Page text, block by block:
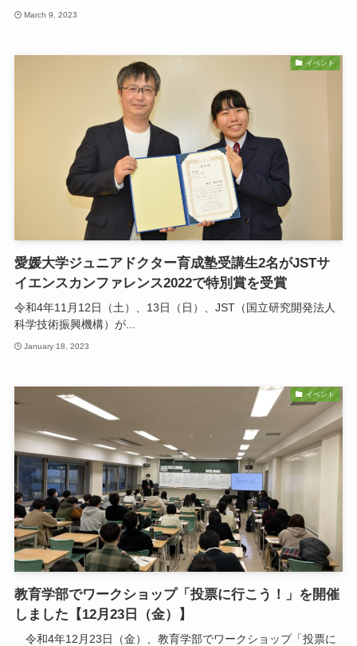
March 9, 2023
イベント
愛媛大学ジュニアドクター育成塾受講生2名がJSTサ
イエンスカンファレンス2022で特別賞を受賞
令和4年11月12日（土）、13日（日）、JST（国立研究開発法人
科学技術振興機構）が...
January 18, 2023
イベント
教育学部でワークショップ「投票に行こう！」を開催
しました【12月23日（金）】
令和4年12月23日（金）、教育学部でワークショップ「投票に